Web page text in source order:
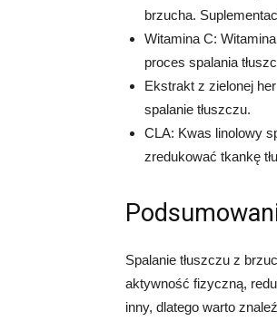
brzucha.
Witamina C:
proces spalania
Ekstrakt z zielonej
spalanie tłuszczu.
CLA: Kwas linolowy
zredukować tkankę
Spalanie tłuszczu z
aktywność fizyczną,
inny, dlatego warto